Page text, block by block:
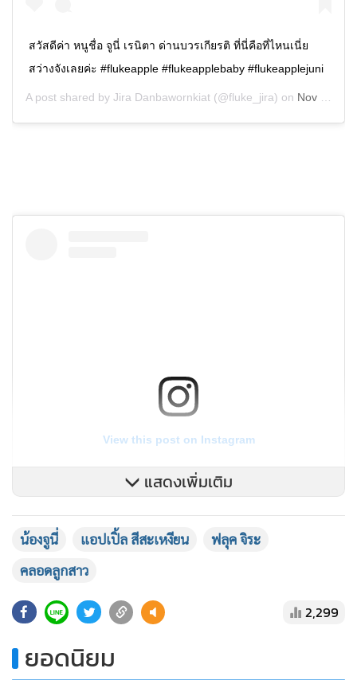
สวัสดีค่า หนูชื่อ จูนี่ เรนิตา ด่านบวรเกียรติ ที่นี่คือที่ไหนเนี่ย
สว่างจังเลยค่ะ #flukeapple #flukeapplebaby #flukeapplejuni
A post shared by Jira Danbawornkiat (@fluke_jira) on Nov 9, 2019 at 12:04am PST
View this post on Instagram
พ่อรอแม่คลอดอยู่ โอ้ยๆๆ ตื่นเต้นจังโว้ยยยยย #flukeapplebaby
A post shared byJira Danbawornkiat (@fluke_jira) on Nov 8, 2019 at 10:31pm PST
แสดงเพิ่มเติม
น้องจูนี่ แอปเปิ้ล สีสะเหงียน
ฟลุค จิระ
คลอดลูกสาว
2,299
ยอดนิยม